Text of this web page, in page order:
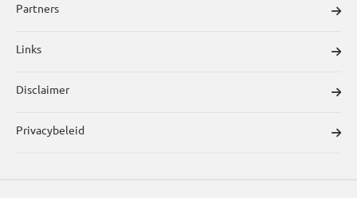
Partners
Links
Disclaimer
Privacybeleid